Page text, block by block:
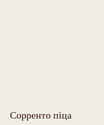
Сорренто піца